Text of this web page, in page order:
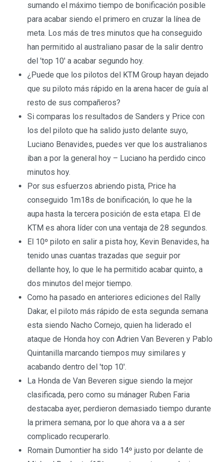
sumando el máximo tiempo de bonificación posible
para acabar siendo el primero en cruzar la línea de
meta. Los más de tres minutos que ha conseguido
han permitido al australiano pasar de la salir dentro
del 'top 10' a acabar segundo hoy.
¿Puede que los pilotos del KTM Group hayan dejado
que su piloto más rápido en la arena hacer de guía al
resto de sus compañeros?
Si comparas los resultados de Sanders y Price con
los del piloto que ha salido justo delante suyo,
Luciano Benavides, puedes ver que los australianos
iban a por la general hoy – Luciano ha perdido cinco
minutos hoy.
Por sus esfuerzos abriendo pista, Price ha
conseguido 1m18s de bonificación, lo que he la
aupa hasta la tercera posición de esta etapa. El de
KTM es ahora líder con una ventaja de 28 segundos.
El 10º piloto en salir a pista hoy, Kevin Benavides, ha
tenido unas cuantas trazadas que seguir por
dellante hoy, lo que le ha permitido acabar quinto, a
dos minutos del mejor tiempo.
Como ha pasado en anteriores ediciones del Rally
Dakar, el piloto más rápido de esta segunda semana
esta siendo Nacho Cornejo, quien ha liderado el
ataque de Honda hoy con Adrien Van Beveren y Pablo
Quintanilla marcando tiempos muy similares y
acabando dentro del 'top 10'.
La Honda de Van Beveren sigue siendo la mejor
clasificada, pero como su mánager Ruben Faria
destacaba ayer, perdieron demasiado tiempo durante
la primera semana, por lo que ahora va a a ser
complicado recuperarlo.
Romain Dumontier ha sido 14º justo por delante de